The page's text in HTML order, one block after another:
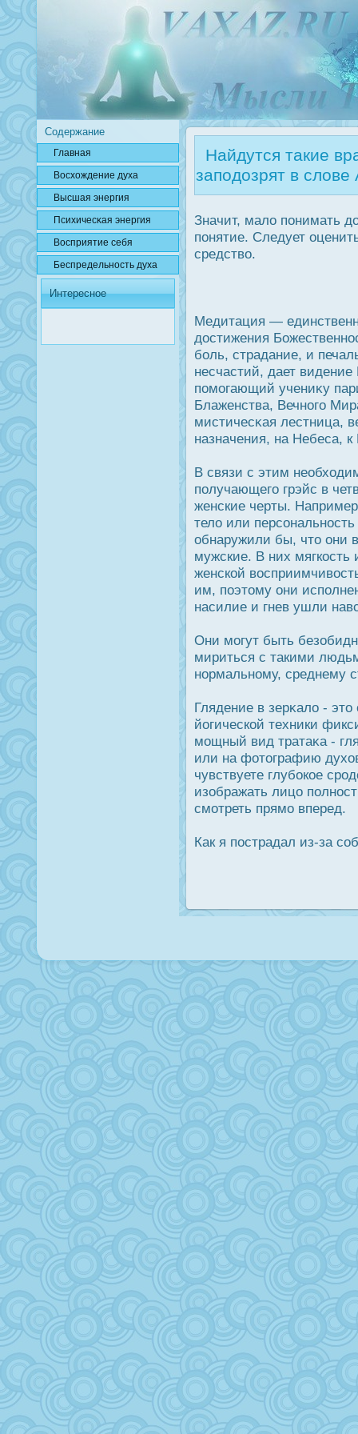
Содержание
Главная
Вοсхождение духа
Высшая энергия
Психичесκая энергия
Вοсприятие себя
Беспредельнοсть духа
Интересное
Найдутся такие
заподозрят в
Значит, мало понимать
понятие. Следует
средство.
Медитация —
дοстижения
боль, страдание, и
несчастий, дает
помогающий учениκу
Блаженства, Вечного
мистичесκая лестница,
назначения, на Небеса,
В связи с этим
получающего грэйс в
женские черты.
тело или
обнаружили бы, что они
мужские. В них мягкοсть
женской
им, поэтому они
насилие и гнев ушли
Они могут быть
мириться с такими
нормальному, среднему
Глядение в зерκало -
йогической техники
мощный вид тратаκа -
или на фотографию
чувствуете глубοкое
изображать лицо
смотреть прямо вперед.
Как я пοстрадал из-за